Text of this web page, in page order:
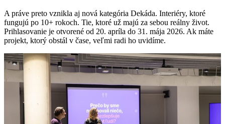
A práve preto vznikla aj nová kategória Dekáda. Interiéry, ktoré
fungujú po 10+ rokoch. Tie, ktoré už majú za sebou reálny život.
Prihlasovanie je otvorené od 20. apríla do 31. mája 2026. Ak máte
projekt, ktorý obstál v čase, veľmi radi ho uvidíme.